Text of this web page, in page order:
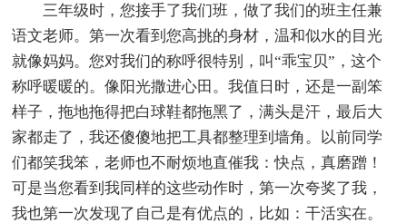
三年级时，您接手了我们班，做了我们的班主任兼
语文老师。第一次看到您高挑的身材，温和似水的目光
就像妈妈。您对我们的称呼很特别，叫“乖宝贝”，这个
称呼暖暖的。像阳光撒进心田。我值日时，还是一副笨
样子，拖地拖得把白球鞋都拖黑了，满头是汗，最后大
家都走了，我还傻傻地把工具都整理到墙角。以前同学
们都笑我笨，老师也不耐烦地直催我：快点，真磨蹭！
可是当您看到我同样的这些动作时，第一次夸奖了我，
我也第一次发现了自己是有优点的，比如：干活实在。